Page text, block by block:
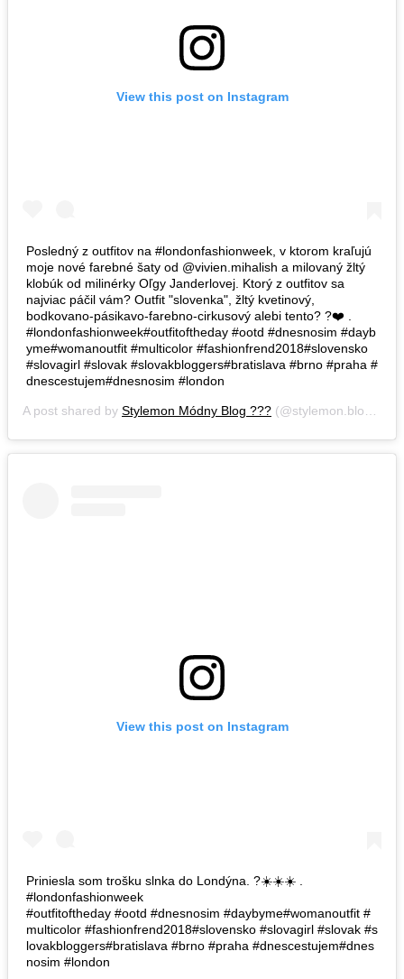
View this post on Instagram
Posledný z outfitov na #londonfashionweek, v ktorom kraľujú
moje nové farebné šaty od @vivien.mihalish a milovaný žltý
klobúk od milinérky Oľgy Janderlovej. Ktorý z outfitov sa
najviac páčil vám? Outfit "slovenka", žltý kvetinový,
bodkovano-pásikavo-farebno-cirkusový alebi tento? ?❤️ .
#londonfashionweek#outfitoftheday #ootd #dnesnosim #dayb
yme#womanoutfit #multicolor #fashionfrend2018#slovensko
#slovagirl #slovak #slovakbloggers#bratislava #brno #praha #
dnescestujem#dnesnosim #london
A post shared by Stylemon Módny Blog ??? (@stylemon.blog) on
View this post on Instagram
Priniesla som trošku slnka do Londýna. ?☀️☀️☀️ .
#londonfashionweek
#outfitoftheday #ootd #dnesnosim #daybyme#womanoutfit #
multicolor #fashionfrend2018#slovensko #slovagirl #slovak #s
lovakbloggers#bratislava #brno #praha #dnescestujem#dnes
nosim #london